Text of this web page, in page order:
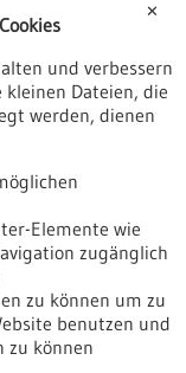
✕
und verbessern
kleinen Dateien, die
werden, dienen
Elemente wie
zugänglich
zu können um zu
benutzen und
zu können